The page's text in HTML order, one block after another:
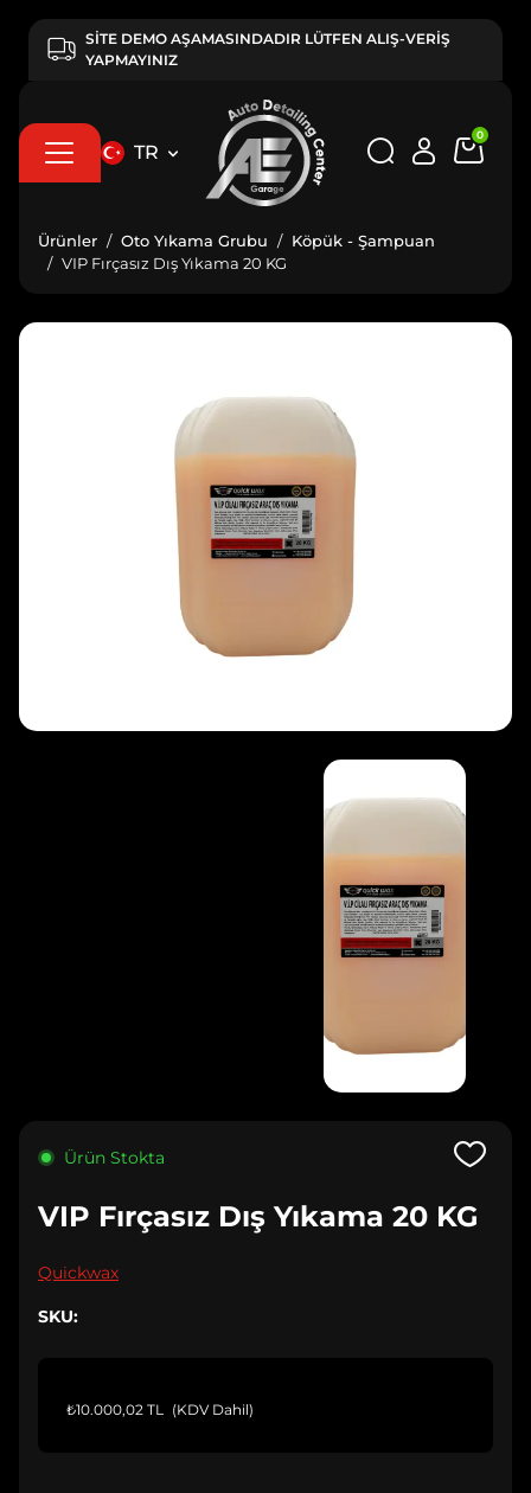
SİTE DEMO AŞAMASINDADIR LÜTFEN ALIŞ-VERİŞ
YAPMAYINIZ
TR
0
Ürünler Oto Yıkama Grubu
Köpük - Şampuan
VIP Fırçasız Dış Yıkama 20 KG
Ürün Stokta
VIP Fırçasız Dış Yıkama 20 KG
Quickwax
SKU:
₺10.000,02 TL (KDV Dahil)